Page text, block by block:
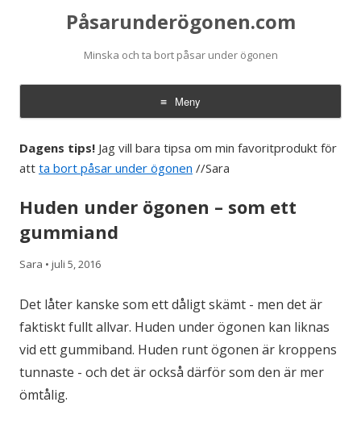
Påsarunderögonen.com
Minska och ta bort påsar under ögonen
Meny
Hoppa till innehåll
Dagens tips! Jag vill bara tipsa om min favoritprodukt för
att ta bort påsar under ögonen //Sara
Huden under ögonen – som ett
gummiand
Sara • juli 5, 2016
Det låter kanske som ett dåligt skämt - men det är
faktiskt fullt allvar. Huden under ögonen kan liknas
vid ett gummiband. Huden runt ögonen är kroppens
tunnaste - och det är också därför som den är mer
ömtålig.